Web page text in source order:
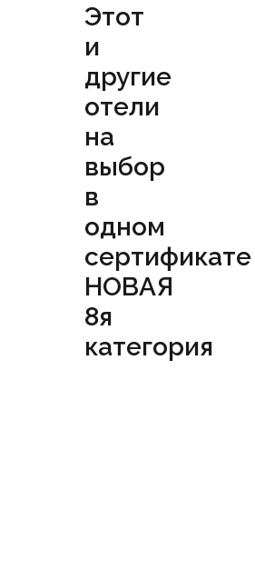
Этот
и
другие
отели
на
выбор
в
одном
сертификате
НОВАЯ
8я
категория